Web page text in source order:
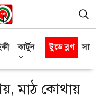
কার্টুন টুডে ব্লগ
মাঠ কোথায়